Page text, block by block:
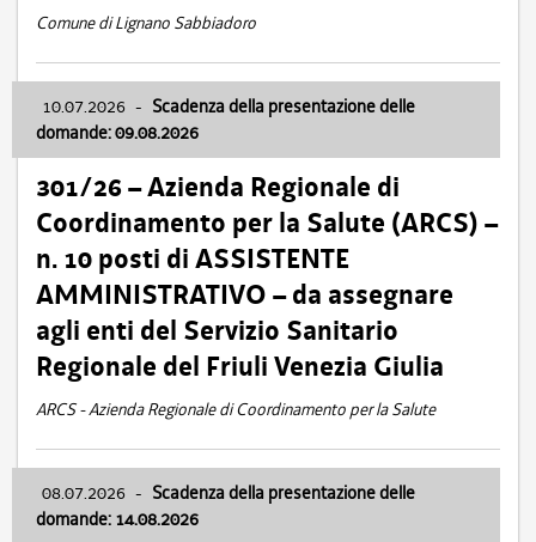
Comune di Lignano Sabbiadoro
10.07.2026 - Scadenza della presentazione delle
domande: 09.08.2026
301/26 – Azienda Regionale di
Coordinamento per la Salute (ARCS) –
n. 10 posti di ASSISTENTE
AMMINISTRATIVO – da assegnare
agli enti del Servizio Sanitario
Regionale del Friuli Venezia Giulia
ARCS - Azienda Regionale di Coordinamento per la Salute
08.07.2026 - Scadenza della presentazione delle
domande: 14.08.2026